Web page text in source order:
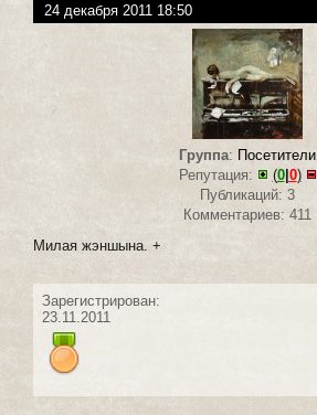
24 декабря 2011 18:50
Группа: Посетители
Репутация:
(0|0)
Публикаций: 3
Комментариев: 411
Милая жэншына. +
Зарегистрирован:
23.11.2011